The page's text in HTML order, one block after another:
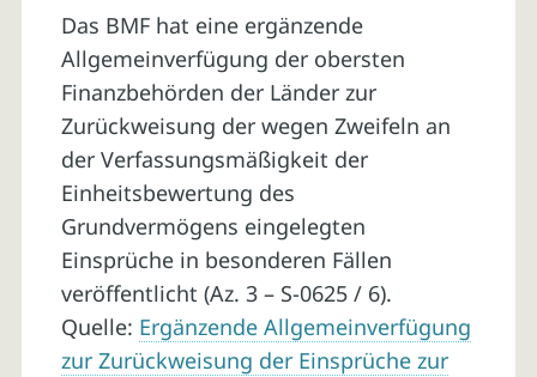
Das BMF hat eine ergänzende
Allgemeinverfügung der obersten
Finanzbehörden der Länder zur
Zurückweisung der wegen Zweifeln an
der Verfassungsmäßigkeit der
Einheitsbewertung des
Grundvermögens eingelegten
Einsprüche in besonderen Fällen
veröffentlicht (Az. 3 – S-0625 / 6).
Quelle: Ergänzende Allgemeinverfügung
zur Zurückweisung der Einsprüche zur